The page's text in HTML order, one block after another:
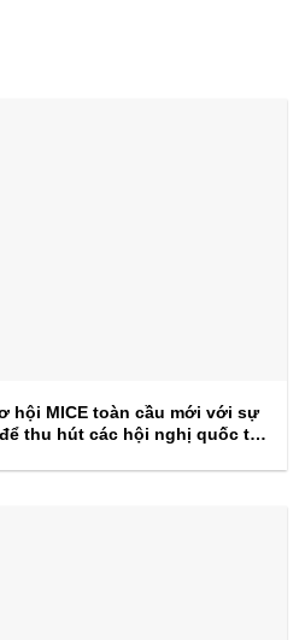
hội MICE toàn cầu mới với sự
thu hút các hội nghị quốc tế